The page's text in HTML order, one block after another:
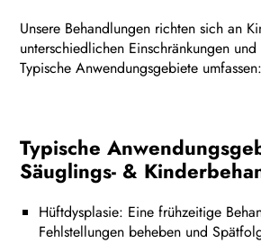
Unsere Behandlungen richten sich an
unterschiedlichen Einschränkungen
Typische Anwendungsgebiete umfassen:
Typische
Säuglings- &
Hüftdysplasie: Eine frühzeitige
Fehlstellungen beheben und